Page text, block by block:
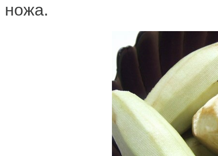
ножа.